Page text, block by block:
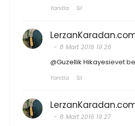
Yanıtla Sil
8 Mart 2016 19:26
@Guzellik Hikayesievet
Yanıtla Sil
8 Mart 2016 19:27